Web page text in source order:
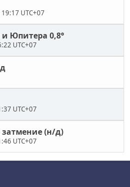
19:17 UTC+07
Юпитера 0,8°
UTC+07
UTC+07
затмение (н/д)
UTC+07